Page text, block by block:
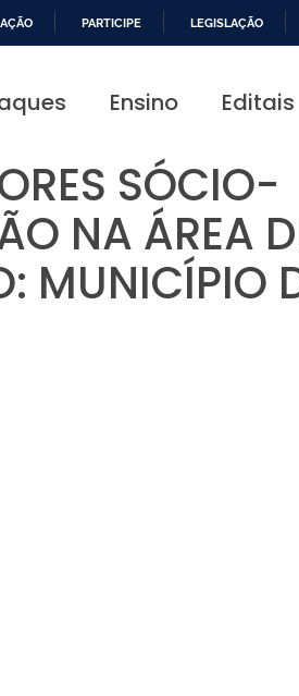
PARTICIPE LEGISLAÇÃO
Ensino Editais
SÓCIO-
NA ÁREA
MUNICÍPIO